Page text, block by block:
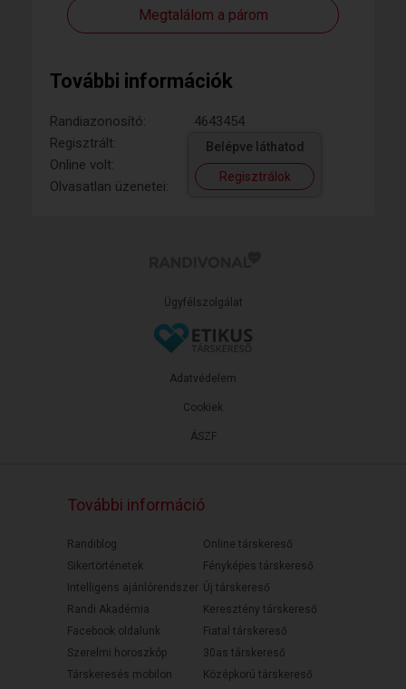
Megtalálom a párom
További információk
Randiazonosító:
4643454
Regisztrált:
Online volt:
Olvasatlan üzenetei:
Belépve láthatod
Regisztrálok
Ügyfélszolgálat
ÁSZF
Adatvédelem
Cookiek
További információ
Randiblog
Sikertörténetek
Intelligens ajánlórendszer
Randi Akadémia
Facebook oldalunk
Szerelmi horoszkóp
Társkeresés mobilon
Online társkereső
Fényképes társkereső
Új társkereső
Keresztény társkereső
Fiatal társkereső
30as társkereső
Középkorú társkereső